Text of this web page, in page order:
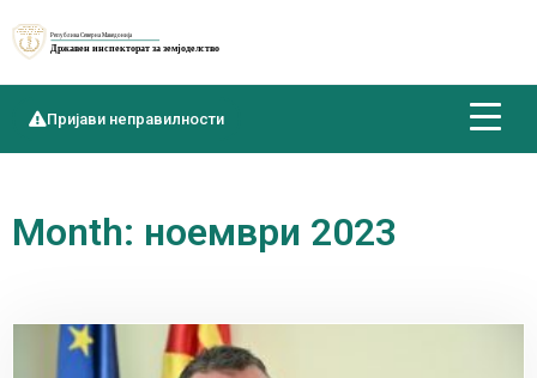
Пријави неправилности
Month: ноември 2023